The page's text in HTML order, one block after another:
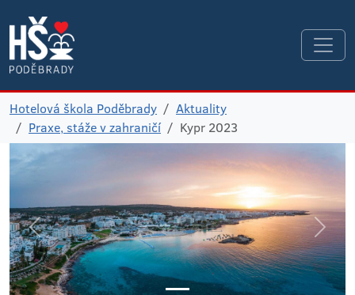
Hotelová škola Poděbrady
Aktuality
Praxe, stáže v zahraničí
Kypr 2023